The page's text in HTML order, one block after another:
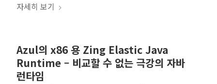
자세히 보기
Azul의 x86 용 Zing Elastic Java
Runtime – 비교할 수 없는 극강의 자바
런타임